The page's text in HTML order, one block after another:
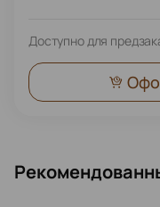
Доступно для